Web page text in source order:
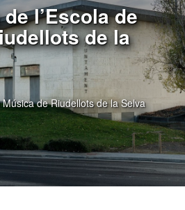
l’Escola de
de la
de Riudellots de la Selva